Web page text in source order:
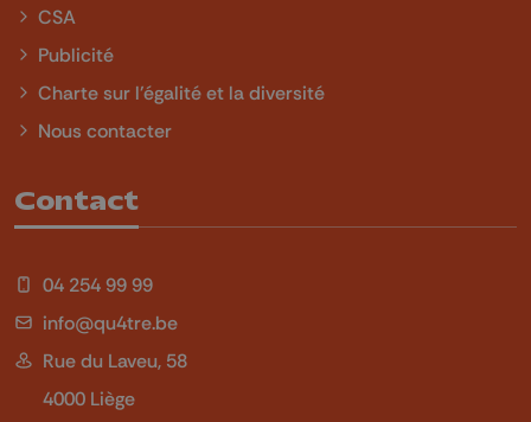
CSA
Publicité
Charte sur l'égalité et la diversité
Nous contacter
Contact
04 254 99 99
info@qu4tre.be
Rue du Laveu, 58
4000 Liège